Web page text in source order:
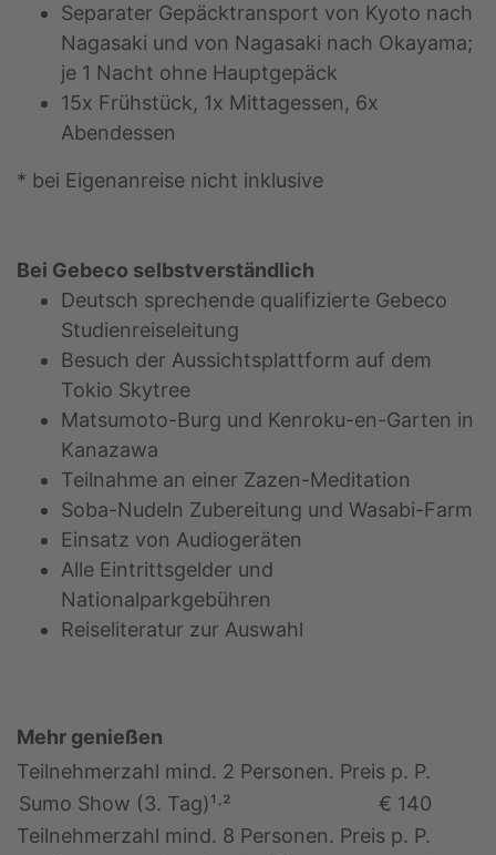
Separater Gepäcktransport von Kyoto nach
Nagasaki und von Nagasaki nach Okayama;
je 1 Nacht ohne Hauptgepäck
15x Frühstück, 1x Mittagessen, 6x
Abendessen
* bei Eigenanreise nicht inklusive
Bei Gebeco selbstverständlich
Deutsch sprechende qualifizierte Gebeco
Studienreiseleitung
Besuch der Aussichtsplattform auf dem
Tokio Skytree
Matsumoto-Burg und Kenroku-en-Garten in
Kanazawa
Teilnahme an einer Zazen-Meditation
Soba-Nudeln Zubereitung und Wasabi-Farm
Einsatz von Audiogeräten
Alle Eintrittsgelder und
Nationalparkgebühren
Reiseliteratur zur Auswahl
Mehr genießen
Teilnehmerzahl mind. 2 Personen. Preis p. P.
Sumo Show (3. Tag)¹·²
€ 140
Teilnehmerzahl mind. 8 Personen. Preis p. P.